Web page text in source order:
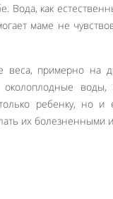
Вода, как
маме не
веса, примерно на
воды,
ребенку, но и
их болезненными